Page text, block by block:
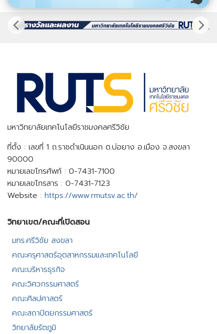
มหาวิทยาลัยเทคโนโลยีราชมงคลศรีวิชัย
ที่ตั้ง : เลขที่ 1 ถ.ราชดำเนินนอก ต.บ่อยาง อ.เมือง จ.สงขลา
90000
หมายเลขโทรศัพท์ : 0-7431-7100
หมายเลขโทรสาร : 0-7431-7123
Website : https://www.rmutsv.ac.th/
วิทยาเขต/คณะที่เปิดสอน​
มทร.ศรีวิชัย สงขลา​
คณะครุศาสตร์อุตสาหกรรมและเทคโนโลยี​
คณะบริหารธุรกิจ​
คณะวิศวกรรมศาสตร์​
คณะศิลปศาสตร์​
คณะสถาปัตยกรรมศาสตร์
วิทยาลัยรัตภูมิ​